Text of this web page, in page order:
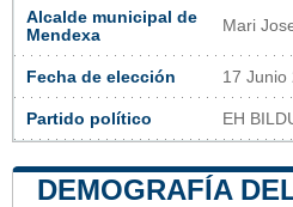
Alcalde municipal de
Mendexa
Mari
Fecha de elección 17 Junio
Partido político EH
DEMOGRAFÍA